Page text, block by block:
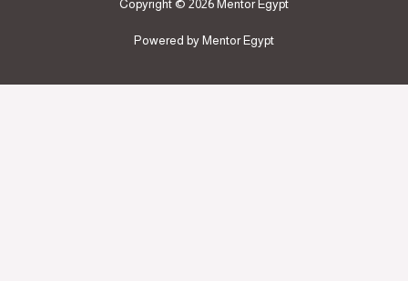
Copyright © 2026 Mentor Egypt
Powered by Mentor Egypt